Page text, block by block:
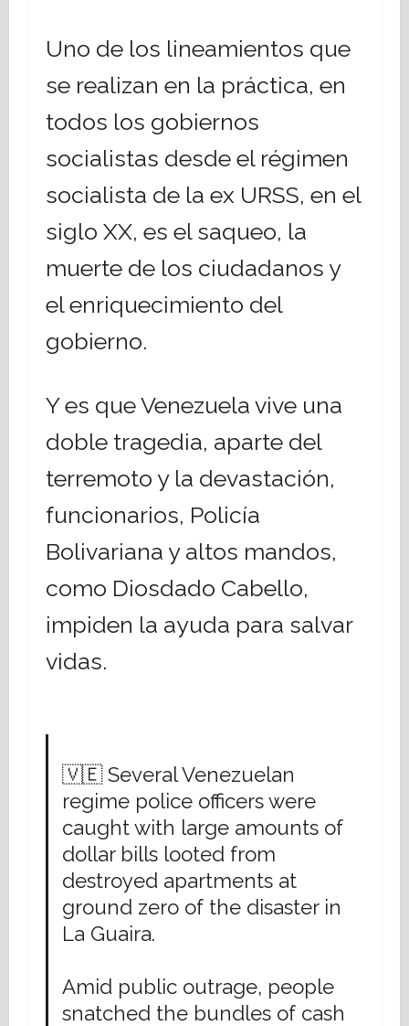
Uno de los lineamientos que
se realizan en la práctica, en
todos los gobiernos
socialistas desde el régimen
socialista de la ex URSS, en el
siglo XX, es el saqueo, la
muerte de los ciudadanos y
el enriquecimiento del
gobierno.
Y es que Venezuela vive una
doble tragedia, aparte del
terremoto y la devastación,
funcionarios, Policía
Bolivariana y altos mandos,
como Diosdado Cabello,
impiden la ayuda para salvar
vidas.
🇻🇪 Several Venezuelan
regime police officers were
caught with large amounts of
dollar bills looted from
destroyed apartments at
ground zero of the disaster in
La Guaira.
Amid public outrage, people
snatched the bundles of cash